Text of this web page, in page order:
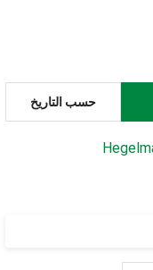
حسب التاريخ